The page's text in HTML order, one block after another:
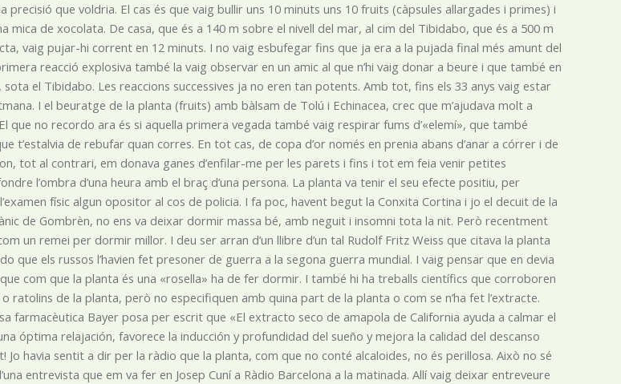
precisió que voldria. El cas és que vaig bullir uns 10 minuts uns 10 fruits (càpsules allargades i primes) i
mica de xocolata. De casa, que és a 140 m sobre el nivell del mar, al cim del Tibidabo, que és a 500 m
vaig pujar-hi corrent en 12 minuts. I no vaig esbufegar fins que ja era a la pujada final més amunt del
reacció explosiva també la vaig observar en un amic al que n’hi vaig donar a beure i que també en
sota el Tibidabo. Les reaccions successives ja no eren tan potents. Amb tot, fins els 33 anys vaig estar
I el beuratge de la planta (fruits) amb bàlsam de Tolú i Echinacea, crec que m’ajudava molt a
que no recordo ara és si aquella primera vegada també vaig respirar fums d’«elemí», que també
t’estalvia de rebufar quan corres. En tot cas, de copa d’or només en prenia abans d’anar a córrer i de
tot al contrari, em donava ganes d’enfilar-me per les parets i fins i tot em feia venir petites
l’ombra d’una heura amb el braç d’una persona. La planta va tenir el seu efecte positiu, per
físic algun opositor al cos de policia. I fa poc, havent begut la Conxita Cortina i jo el decuit de la
de Gombrèn, no ens va deixar dormir massa bé, amb neguit i insomni tota la nit. Però recentment
un remei per dormir millor. I deu ser arran d’un llibre d’un tal Rudolf Fritz Weiss que citava la planta
que els russos l’havien fet presoner de guerra a la segona guerra mundial. I vaig pensar que en devia
com que la planta és una «rosella» ha de fer dormir. I també hi ha treballs científics que corroboren
ratolins de la planta, però no especifiquen amb quina part de la planta o com se n’ha fet l’extracte.
farmacèutica Bayer posa per escrit que «El extracto seco de amapola de California ayuda a calmar el
óptima relajación, favorece la inducción y profundidad del sueño y mejora la calidad del descanso
Jo havia sentit a dir per la ràdio que la planta, com que no conté alcaloides, no és perillosa. Això no sé
entrevista que em va fer en Josep Cuní a Ràdio Barcelona a la matinada. Allí vaig deixar entreveure